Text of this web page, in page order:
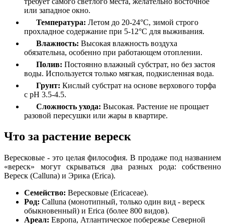
или западное окно.
Температура: Летом до 20-24°C, зимой строго
прохладное содержание при 5-12°C для выживания.
Влажность: Высокая влажность воздуха
обязательна, особенно при работающем отоплении.
Полив: Постоянно влажный субстрат, но без застоя
воды. Используется только мягкая, подкисленная вода.
Грунт: Кислый субстрат на основе верхового торфа
с pH 3.5-4.5.
Сложность ухода: Высокая. Растение не прощает
разовой пересушки или жары в квартире.
Что за растение вереск
Вересковые - это целая философия. В продаже под названием
«вереск» могут скрываться два разных рода: собственно
Вереск (Calluna) и Эрика (Erica).
Семейство: Вересковые (Ericaceae).
Род: Calluna (монотипный, только один вид - вереск
обыкновенный) и Erica (более 800 видов).
Ареал: Европа, Атлантическое побережье Северной